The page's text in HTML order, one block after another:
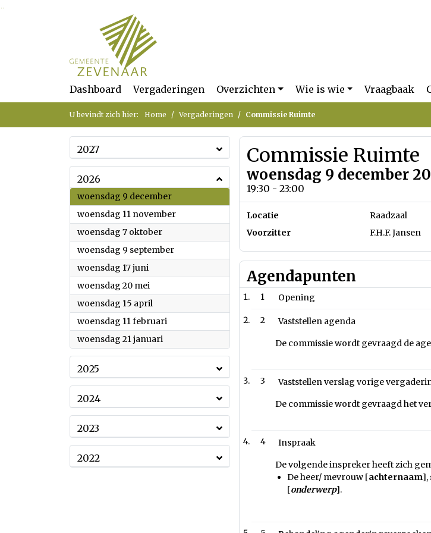
Ga naar de inhoud van deze pagina
Dashboard Vergaderingen Overzichten Wie is wie Vraagbaak
U bevindt zich hier: Home Vergaderingen Commissie Ruimte
2027
2026
woensdag 9 december2026
woensdag 11 november2026
woensdag 7 oktober2026
woensdag 9 september2026
woensdag 17 juni
woensdag 20 mei
woensdag 15 april
woensdag 11 februari
woensdag 21 januari
2025
2024
2023
2022
Commissie Ruimte
woensdag 9 december
19:30 - 23:00
Locatie
Raadzaal
Voorzitter
F.H.F. Jansen
Agendapunten
1 Opening
2 Vaststellen agenda
De commissie wordt gevraagd de
3 Vaststellen verslag vorige
De commissie wordt gevraagd het
4 Inspraak
De volgende inspreker heeft zich
De heer/ mevrouw [achternaam],
[onderwerp].